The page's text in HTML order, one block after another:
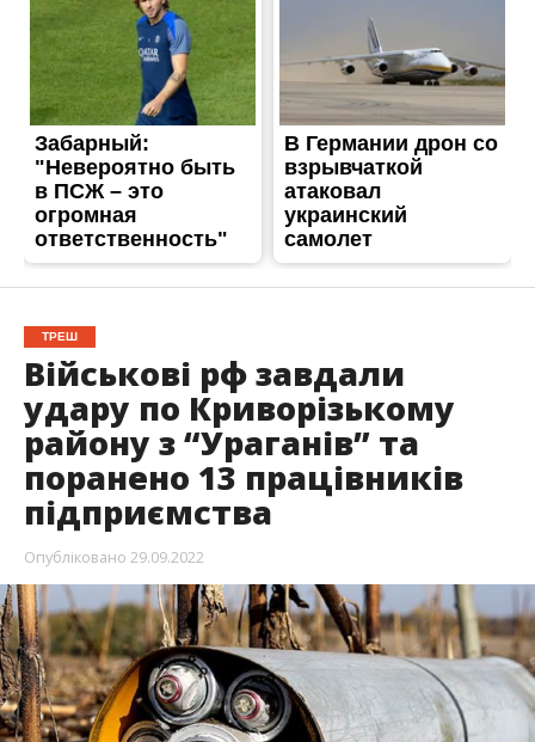
ТРЕШ
Військові рф завдали
удару по Криворізькому
району з “Ураганів” та
поранено 13 працівників
підприємства
Опубліковано 29.09.2022